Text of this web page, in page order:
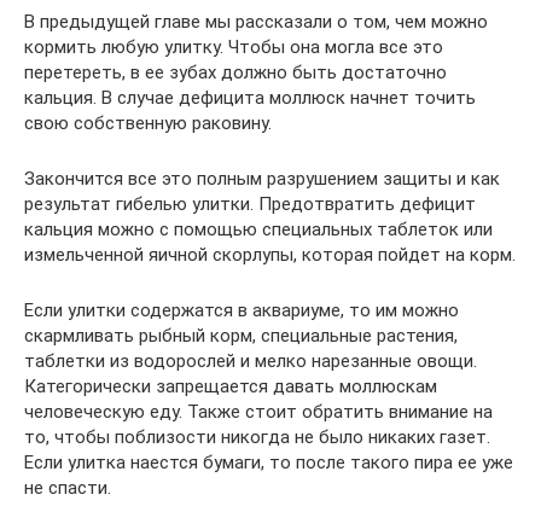
В предыдущей главе мы рассказали о том, чем можно
кормить любую улитку. Чтобы она могла все это
перетереть, в ее зубах должно быть достаточно
кальция. В случае дефицита моллюск начнет точить
свою собственную раковину.
Закончится все это полным разрушением защиты и как
результат гибелью улитки. Предотвратить дефицит
кальция можно с помощью специальных таблеток или
измельченной яичной скорлупы, которая пойдет на корм.
Если улитки содержатся в аквариуме, то им можно
скармливать рыбный корм, специальные растения,
таблетки из водорослей и мелко нарезанные овощи.
Категорически запрещается давать моллюскам
человеческую еду. Также стоит обратить внимание на
то, чтобы поблизости никогда не было никаких газет.
Если улитка наестся бумаги, то после такого пира ее уже
не спасти.